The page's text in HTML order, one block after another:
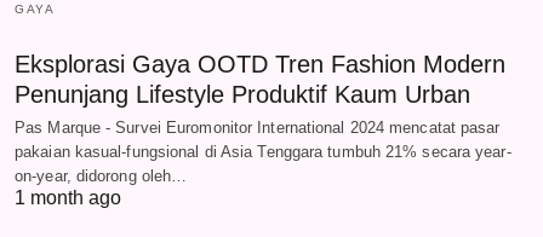
GAYA
Eksplorasi Gaya OOTD Tren Fashion Modern
Penunjang Lifestyle Produktif Kaum Urban
Pas Marque - Survei Euromonitor International 2024 mencatat pasar
pakaian kasual-fungsional di Asia Tenggara tumbuh 21% secara year-
on-year, didorong oleh…
1 month ago